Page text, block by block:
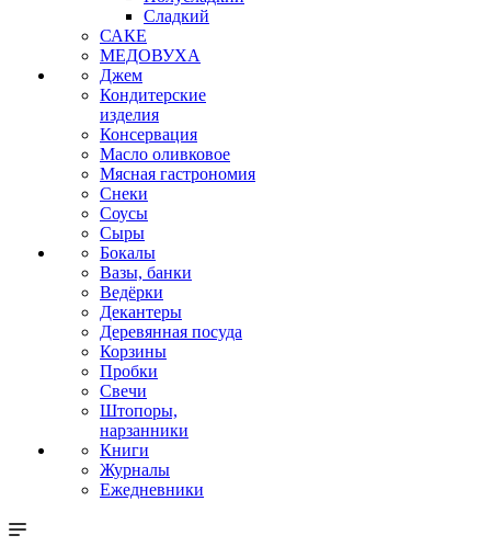
Сладкий
САКЕ
МЕДОВУХА
Джем
Кондитерские
изделия
Консервация
Масло оливковое
Мясная гастрономия
Снеки
Соусы
Сыры
Бокалы
Вазы, банки
Ведёрки
Декантеры
Деревянная посуда
Корзины
Пробки
Свечи
Штопоры,
нарзанники
Книги
Журналы
Ежедневники